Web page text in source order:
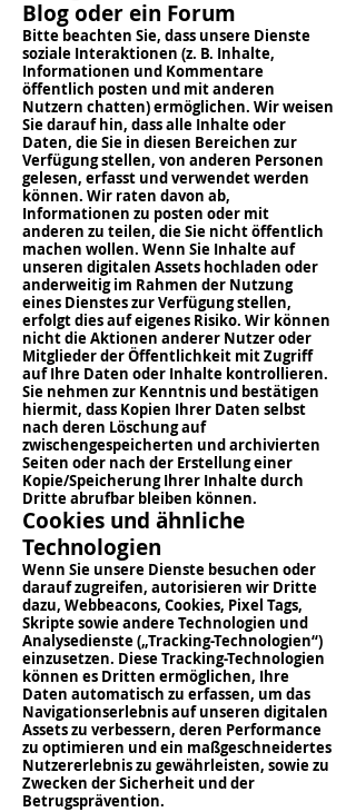
Blog oder ein Forum
Bitte beachten Sie, dass unsere Dienste
soziale Interaktionen (z. B. Inhalte,
Informationen und Kommentare
öffentlich posten und mit anderen
Nutzern chatten) ermöglichen. Wir weisen
Sie darauf hin, dass alle Inhalte oder
Daten, die Sie in diesen Bereichen zur
Verfügung stellen, von anderen Personen
gelesen, erfasst und verwendet werden
können. Wir raten davon ab,
Informationen zu posten oder mit
anderen zu teilen, die Sie nicht öffentlich
machen wollen. Wenn Sie Inhalte auf
unseren digitalen Assets hochladen oder
anderweitig im Rahmen der Nutzung
eines Dienstes zur Verfügung stellen,
erfolgt dies auf eigenes Risiko. Wir können
nicht die Aktionen anderer Nutzer oder
Mitglieder der Öffentlichkeit mit Zugriff
auf Ihre Daten oder Inhalte kontrollieren.
Sie nehmen zur Kenntnis und bestätigen
hiermit, dass Kopien Ihrer Daten selbst
nach deren Löschung auf
zwischengespeicherten und archivierten
Seiten oder nach der Erstellung einer
Kopie/Speicherung Ihrer Inhalte durch
Dritte abrufbar bleiben können.
Cookies und ähnliche
Technologien
Wenn Sie unsere Dienste besuchen oder
darauf zugreifen, autorisieren wir Dritte
dazu, Webbeacons, Cookies, Pixel Tags,
Skripte sowie andere Technologien und
Analysedienste („Tracking-Technologien“)
einzusetzen. Diese Tracking-Technologien
können es Dritten ermöglichen, Ihre
Daten automatisch zu erfassen, um das
Navigationserlebnis auf unseren digitalen
Assets zu verbessern, deren Performance
zu optimieren und ein maßgeschneidertes
Nutzererlebnis zu gewährleisten, sowie zu
Zwecken der Sicherheit und der
Betrugsprävention.